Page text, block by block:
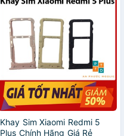
Khay Sim Xiaomi Redmi 5
Plus Chính Hãng Giá Rẻ